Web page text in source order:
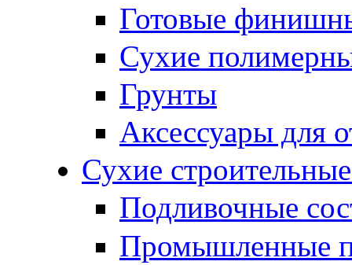
Готовые
Сухие
Грунты
Аксессуары для
Сухие
Подливочные
Промышленные